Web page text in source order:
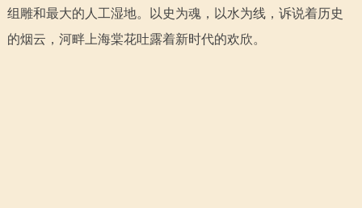
组雕和最大的人工湿地。以史为魂，以水为线，诉说着历史
的烟云，河畔上海棠花吐露着新时代的欢欣。